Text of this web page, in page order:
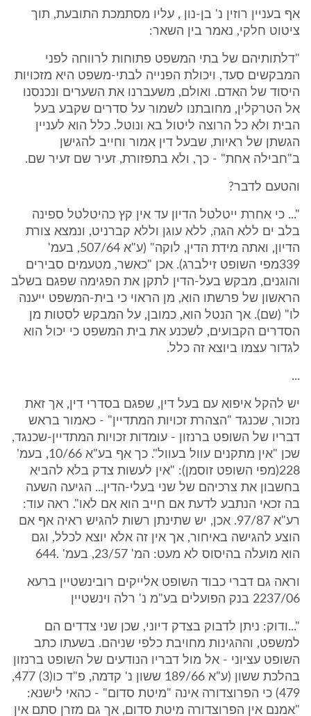
אף בעניין רוזין נ' בן-נון , עליו מסתמכת התובעת, תוך
ציטוט חלקי, נאמר בין השאר:
"דלתותיהם של בתי המשפט פתוחות לרווחה לפני
המבקשים סעד, ויכולת הפנייה לבתי-משפט היא מזכויות
היסוד של האדם. ואולם, משעברנו את השערים ונכנסנו
אל הטרקלין, מחובתנו לשמור על סדרים שקבע בעל
הבית ולא כל הרוצה ליטול בא ונוטל. כלל הוא לעניין
הגשתן של ראיות, שבעל דין אמור וחייב להגישן
ב"חבילה אחת" - כך, ולא בתפזורת, זעיר שם זעיר שם.
והטעם לדבר?
"... כי אחרת ייטלטל הדיון עד אין קץ כהיטלטל ספינה
בלב ים ללא הגה, ללא עוגן וללא קברניט, ונמצא צורת
הדיון, ואתה מידת הדין, לוקה" (ע"א 507/64, בעמ'
339מפי השופט זילברג). אכן "כאשר, מטעמים סבירים
והוגנים, מבקש בעל-הדין לתקן את הפגימה שפגם בשלב
הראשון של פרשתו הוא, מן הראוי כי בית-המשפט ייענה
לו" (שם). אך הנטל הוא, כמובן, על המבקש לסטות מן
הסדרים הקבועים, לשכנע את בית המשפט כי יכול הוא
לגדור עצמו ביוצא זה כלל.
...
יש להקל איפוא עם בעל דין, שפגם בסדרי דין, אך זאת
נזכור, שכנגד "הצהרת זכויות המתדיין" - כאמור בראש
דבריו של השופט ברנזון - עומדות זכויות המתדיין-שכנגד,
שכן "אין מתקנים עוול בעוול". כך אף בע"א 10/66, בעמ'
228(מפי השופט זוסמן): "אין לעשות צדק בלא להביא
בחשבון את צרכיהם של שני בעלי-הדין... הגיעה השעה
בה זכאי הנתבע לדעת אם חייב הוא אם לאו". ראה עוד:
רע"א 97/87. אכן, יש שתינתן רשות להגיש ראיה אף אם
הוצע להגישה באיחור, אך אין זה אלא יוצא לכלל, וגם
הוא מועלה בהיסוס לא מעט: המ' 23/57, בעמ' .644
וראה גם דברי כבוד השופט אלייקים רובינשטיין ברעא
2237/06 בנק הפועלים בע"מ נ' רלה וינשטיין
"...ודוק: ניתן לדבוק בצדק דיוני, שכן שני צדדים הם
למשפט, וההגינות מחויבת כלפי שניהם. בשעתו כתב
השופט עציוני - אל מול דבריו הנודעים של השופט ברנזון
בהלכת ששון (ע"א 189/66 ששון נ' קדמה, פ"ד כו(3) 477,
479) כי הפרוצדורה אינה "מיטת סדום" - כהאי לישנא:
"אמנם אין הפרוצדורה מיטת סדום, אך גם מזרן סתם אין